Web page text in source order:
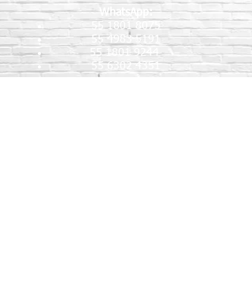
WhatsApp:
55 1801 8075
55 4983 5191
55 1801 9244
55 6302 4351